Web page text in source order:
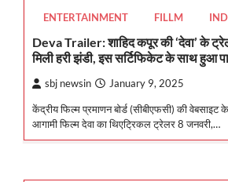
ENTERTAINMENT FILLM
Deva Trailer: शाहिद कपूर की ‘देवा’ के
मिली हरी झंडी, इस सर्टिफिकेट के साथ हुआ
sbj newsin January 9, 2025
केंद्रीय फिल्म प्रमाणन बोर्ड (सीबीएफसी) की वेबसाइट
आगामी फिल्म देवा का थिएट्रिकल ट्रेलर 8 जनवरी,…